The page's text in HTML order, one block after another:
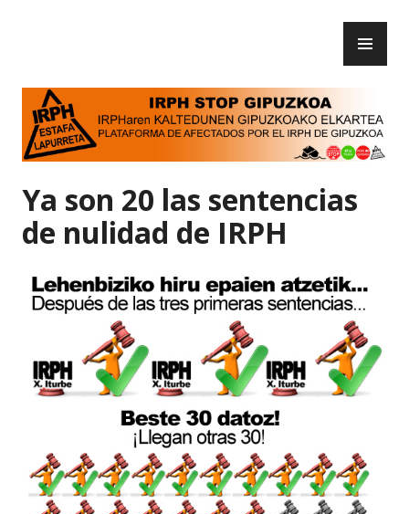
Ya son 20 las sentencias
de nulidad de IRPH